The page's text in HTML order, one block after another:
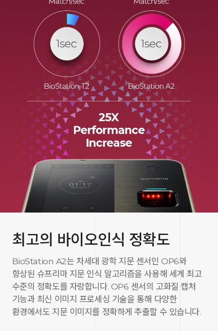
최고의 바이오인식 정확도
BioStation A2는 차세대 광학 지문 센서인 OP6와
향상된 슈프리마 지문 인식 알고리즘을 사용해 세계 최고
수준의 정확도를 자랑합니다. OP6 센서의 고화질 캡처
기능과 최신 이미지 프로세싱 기술을 통해 다양한
환경에서도 지문 이미지를 정확하게 추출할 수 있습니다.